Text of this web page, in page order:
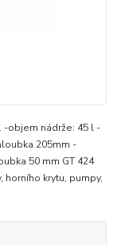
-objem nádrže: 45 l -
205mm -
50 mm GT 424
krytu, pumpy,